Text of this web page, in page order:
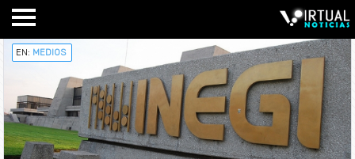
EN: MEDIOS